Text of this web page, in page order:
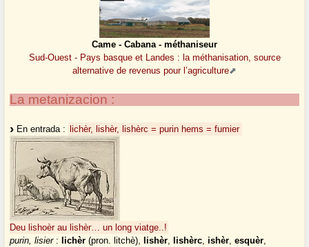
Came - Cabana - méthaniseur
Sud-Ouest - Pays basque et Landes : la méthanisation, source
alternative de revenus pour l’agriculture
La metanizacion :
En entrada : lichèr, lishèr, lishèrc = purin hems = fumier
Deu lishoèr au lishèr… un long viatge..!
purin, lisier: lichèr (pron. litchè), lishèr, lishèrc,ishèr,esquèr,